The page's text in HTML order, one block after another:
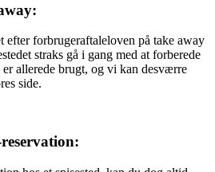
efter forbrugeraftaleloven på take away
straks gå i gang med at forberede
allerede brugt, og vi kan desværre
side.